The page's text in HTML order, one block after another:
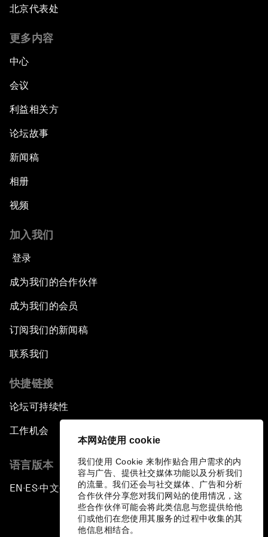
本网站使用 cookie
我们使用 Cookie 来制作贴合用户需求的内
容与广告、提供社交媒体功能以及分析我们
的流量。我们还会与社交媒体、广告和分析
合作伙伴分享您对我们网站的使用情况，这
些合作伙伴可能会将此类信息与您提供给他
们或他们在您使用其服务的过程中收集的其
他信息相结合。
北京代表处
更多内容
中心
会议
利益相关方
论坛故事
新闻稿
相册
视频
加入我们
登录
成为我们的合作伙伴
成为我们的会员
订阅我们的新闻稿
联系我们
快捷链接
论坛可持续性
工作机会
语言版本
EN ▪ ES▪中文▪ 日本語